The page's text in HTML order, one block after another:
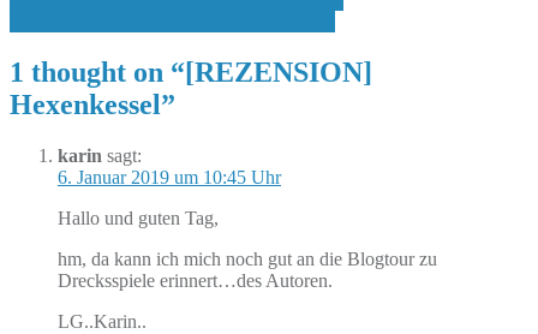
1 thought on “[REZENSION]
Hexenkessel”
karin sagt:
6. Januar 2019 um 10:45 Uhr
Hallo und guten Tag,
hm, da kann ich mich noch gut an die Blogtour zu
Drecksspiele erinnert…des Autoren.
LG..Karin..